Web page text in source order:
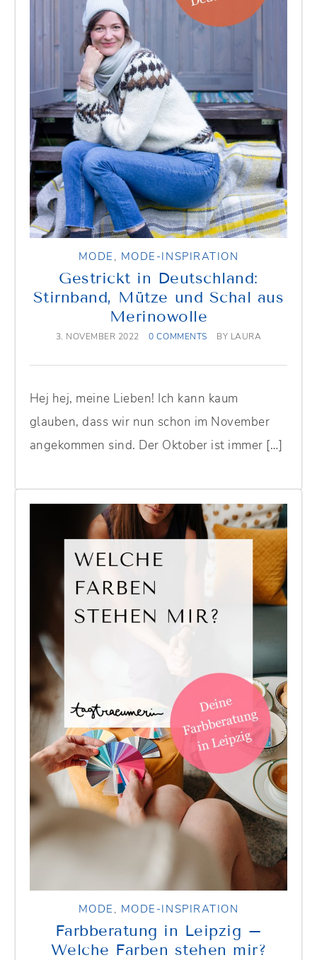
MODE , MODE-INSPIRATION
Gestrickt in Deutschland:
Stirnband, Mütze und Schal aus
Merinowolle
3. NOVEMBER 2022 0 COMMENTS BY LAURA
Hej hej, meine Lieben! Ich kann kaum
glauben, dass wir nun schon im November
angekommen sind. Der Oktober ist immer […]
MODE , MODE-INSPIRATION
Farbberatung in Leipzig –
Welche Farben stehen mir?